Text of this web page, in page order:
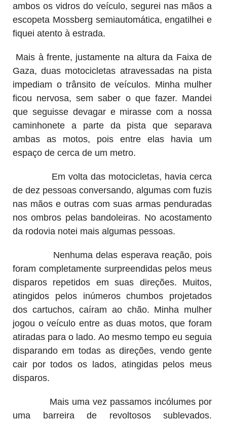
ambos os vidros do veículo, segurei nas mãos a
escopeta Mossberg semiautomática, engatilhei e
fiquei atento à estrada.
Mais à frente, justamente na altura da Faixa de
Gaza, duas motocicletas atravessadas na pista
impediam o trânsito de veículos. Minha mulher
ficou nervosa, sem saber o que fazer. Mandei
que seguisse devagar e mirasse com a nossa
caminhonete a parte da pista que separava
ambas as motos, pois entre elas havia um
espaço de cerca de um metro.
Em volta das motocicletas, havia cerca
de dez pessoas conversando, algumas com fuzis
nas mãos e outras com suas armas penduradas
nos ombros pelas bandoleiras. No acostamento
da rodovia notei mais algumas pessoas.
Nenhuma delas esperava reação, pois
foram completamente surpreendidas pelos meus
disparos repetidos em suas direções. Muitos,
atingidos pelos inúmeros chumbos projetados
dos cartuchos, caíram ao chão. Minha mulher
jogou o veículo entre as duas motos, que foram
atiradas para o lado. Ao mesmo tempo eu seguia
disparando em todas as direções, vendo gente
cair por todos os lados, atingidas pelos meus
disparos.
Mais uma vez passamos incólumes por
uma barreira de revoltosos sublevados.